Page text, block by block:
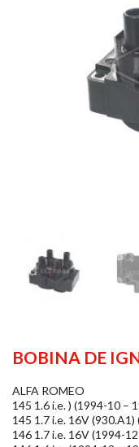
BOBINA DE
ALFA ROMEO
145 1.6 i.e. ) (1994-10 –
145 1.7 i.e. 16V
146 1.7 i.e. 16V (1994-